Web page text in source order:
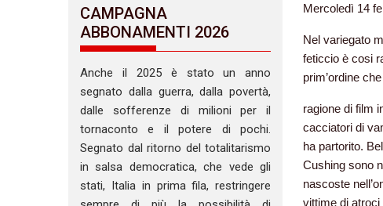
Mercoledì 14
Nel variegato
feticcio è cosi
prim’ordine
ragione di film
cacciatori di
ha partorito.
Cushing sono
nascoste
vittime di atroci
CAMPAGNA
ABBONAMENTI 2026
Anche il 2025 è stato un anno
segnato dalla guerra, dalla povertà,
dalle sofferenze di milioni per il
tornaconto e il potere di pochi.
Segnato dal ritorno del totalitarismo
in salsa democratica, che vede gli
stati, Italia in prima fila, restringere